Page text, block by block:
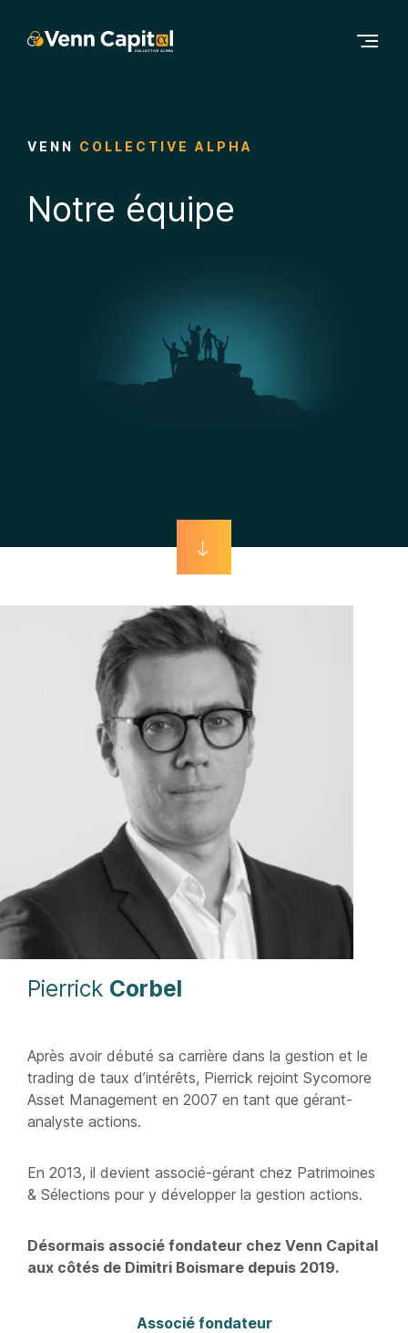
Accéder au bas de la page
VENN COLLECTIVE ALPHA
Notre équipe
Pierrick Corbel
Après avoir débuté sa carrière dans la gestion et le
trading de taux d’intérêts, Pierrick rejoint Sycomore
Asset Management en 2007 en tant que gérant-
analyste actions.
En 2013, il devient associé-gérant chez Patrimoines
& Sélections pour y développer la gestion actions.
Désormais associé fondateur chez Venn Capital
aux côtés de Dimitri Boismare depuis 2019.
Associé fondateur